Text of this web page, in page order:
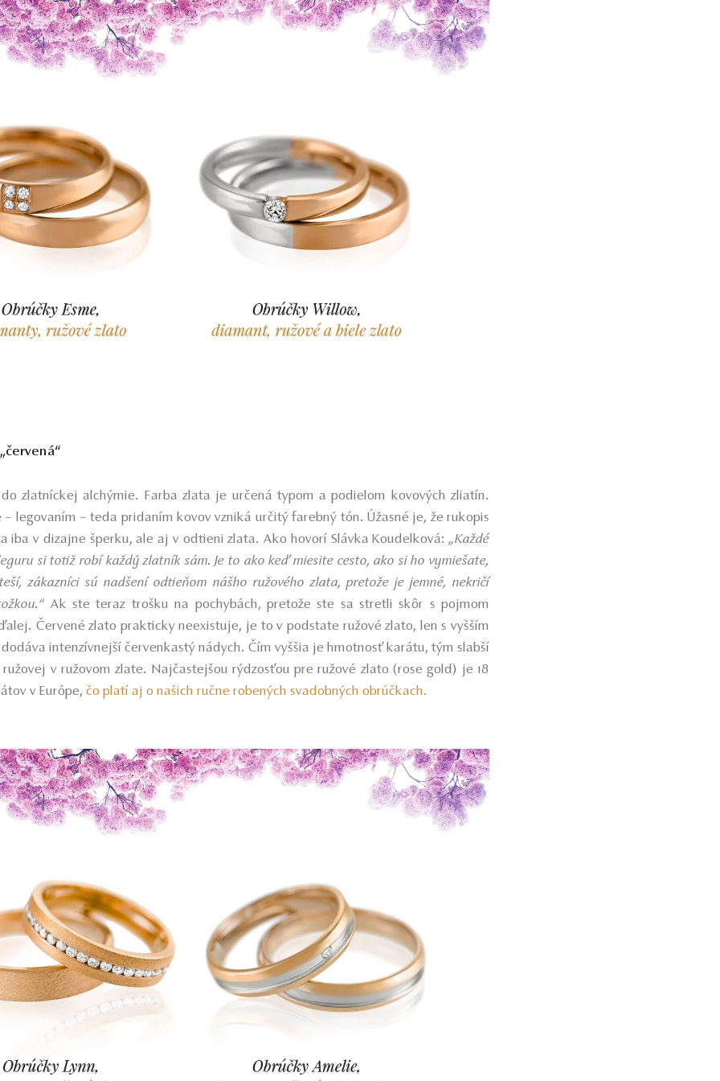
zlatníckej alchýmie. Farba zlata je určená typom a podielom kovových zliatín.
– legovaním – teda pridaním kovov vzniká určitý farebný tón. Úžasné je, že rukopis
iba v dizajne šperku, ale aj v odtieni zlata. Ako hovorí Slávka Koudelková: „Každé
si totiž robí každý zlatník sám. Je to ako keď miesite cesto, ako si ho vymiešate,
zákazníci sú nadšení odtieňom nášho ružového zlata, pretože je jemné, nekričí
Ak ste teraz trošku na pochybách, pretože ste sa stretli skôr s pojmom
Červené zlato prakticky neexistuje, je to v podstate ružové zlato, len s vyšším
intenzívnejší červenkastý nádych. Čím vyššia je hmotnosť karátu, tým slabší
v ružovom zlate. Najčastejšou rýdzosťou pre ružové zlato (rose gold) je 18
v Európe, čo platí aj o našich ručne robených svadobných obrúčkach.